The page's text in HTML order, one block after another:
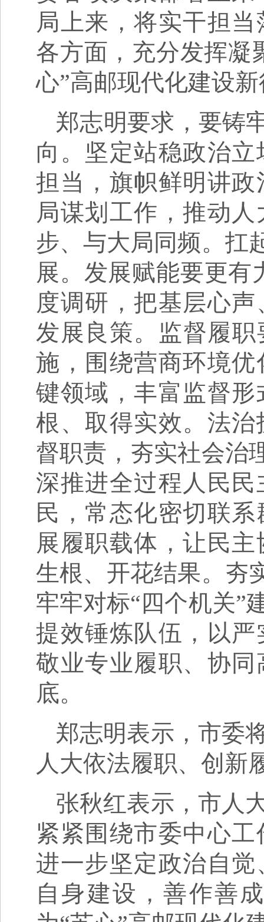
局上来，将实干担
各方面，充分发挥凝
心”高邮现代化建设
郑志明要求，要铸
向。坚定站稳政治
担当，旗帜鲜明讲
局谋划工作，推动
步、与大局同频。扛
展。发展赋能要更有
度调研，把基层心
发展良策。监督履
施，围绕营商环境
键领域，丰富监督
根、取得实效。法
督职责，夯实社会治
深推进全过程人民
民，常态化密切联
展履职载体，让民
生根、开花结果。夯
牢牢对标“四个机关”
提效锤炼队伍，以
敬业专业履职、协
底。
郑志明表示，市委
人大依法履职、创新
张秋红表示，市人
紧紧围绕市委中心
进一步坚定政治自
自身建设，善作善